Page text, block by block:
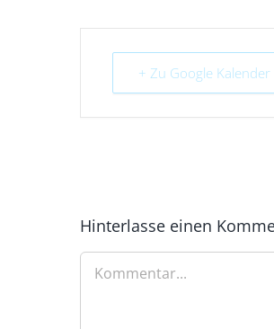
+ Zu Google
Hinterlasse einen
Kommentar